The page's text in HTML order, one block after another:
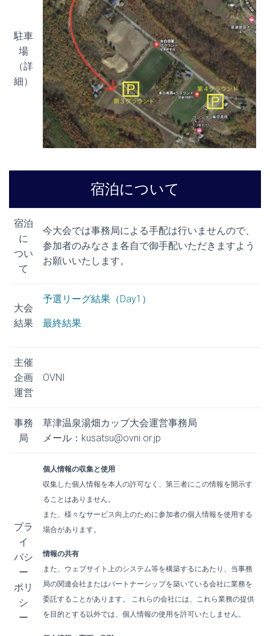
駐車
場
（詳
細）
宿泊について
宿泊
に
つい
て
今大会では事務局による手配は行いませんので、
参加者のみなさま各自で御手配いただきますよう
お願いいたします。
大会
結果
予選リーグ結果（Day1）
最終結果
主催
企画
運営
OVNI
事務
局
草津温泉湯畑カップ大会運営事務局
メール：kusatsu@ovni.or.jp
プラ
イ
バシ
ー
ポリ
シ
ー
個人情報の収集と使用
収集した個人情報を本人の許可なく、第三者にこの情報を開示す
ることはありません。
また、様々なサービス向上のために参加者の個人情報を使用する
場合があります。
情報の共有
また、ウェブサイト上のシステム等を構築するにあたり、当事務
局の関連会社またはパートナーシップを築いている会社に業務を
委託することがあります。 これらの会社には、これら業務の提供
を目的とする以外では、個人情報の使用を許可いたしません。